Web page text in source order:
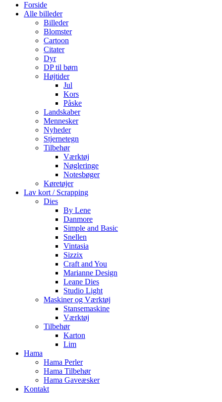
Forside
Alle billeder
Billeder
Blomster
Cartoon
Citater
Dyr
DP til børn
Højtider
Jul
Kors
Påske
Landskaber
Mennesker
Nyheder
Stjernetegn
Tilbehør
Værktøj
Nøgleringe
Notesbøger
Køretøjer
Lav kort / Scrapping
Dies
By Lene
Danmore
Simple and Basic
Snellen
Vintasia
Sizzix
Craft and You
Marianne Design
Leane Dies
Studio Light
Maskiner og Værktøj
Stansemaskine
Værktøj
Tilbehør
Karton
Lim
Hama
Hama Perler
Hama Tilbehør
Hama Gaveæsker
Kontakt